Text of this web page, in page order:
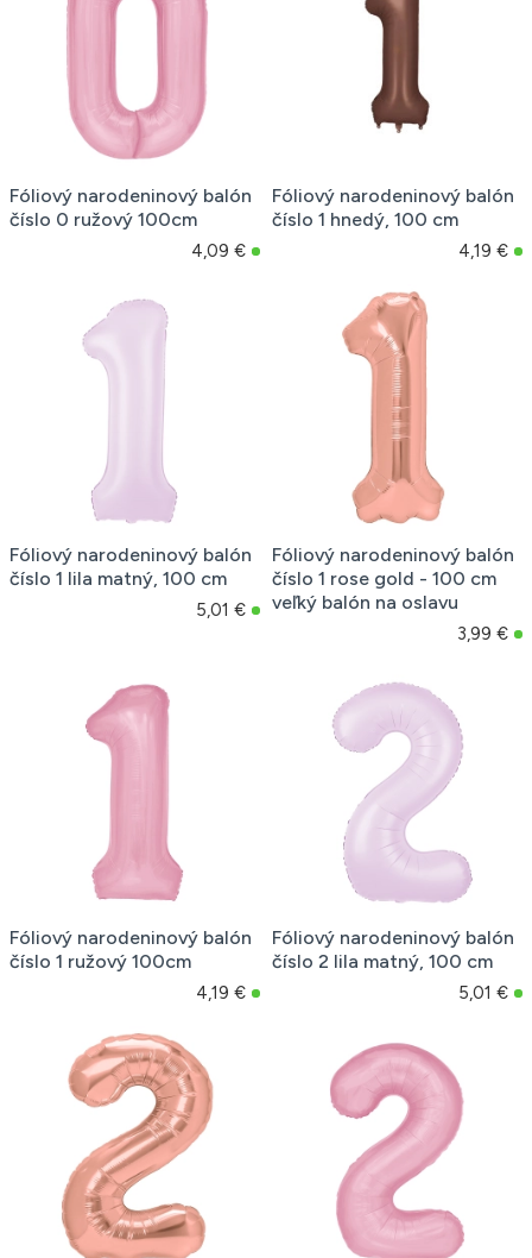
Fóliový narodeninový balón
číslo 0 ružový 100cm
4,09 €
Fóliový narodeninový balón
číslo 1 hnedý, 100 cm
4,19 €
Fóliový narodeninový balón
číslo 1 lila matný, 100 cm
5,01 €
Fóliový narodeninový balón
číslo 1 rose gold - 100 cm
veľký balón na oslavu
3,99 €
Fóliový narodeninový balón
číslo 1 ružový 100cm
4,19 €
Fóliový narodeninový balón
číslo 2 lila matný, 100 cm
5,01 €